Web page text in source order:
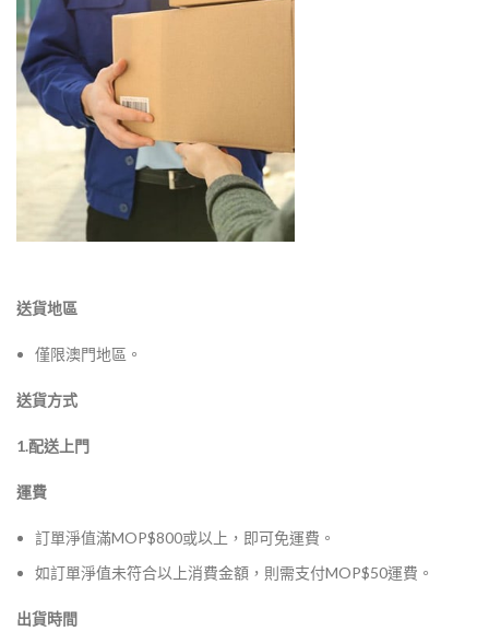
送貨地區
僅限澳門地區。
送貨方式
1.配送上門
運費
訂單淨值滿MOP$800或以上，即可免運費。
如訂單淨值未符合以上消費金額，則需支付MOP$50運費。
出貨時間